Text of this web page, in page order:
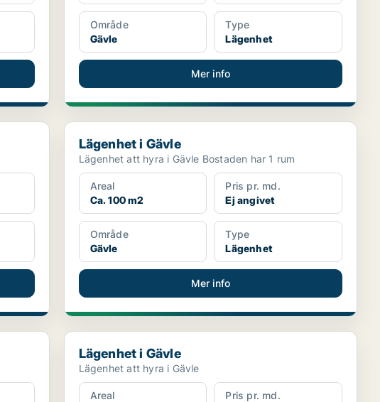
Område
Gävle
Type
Lägenhet
Mer info
Lägenhet i Gävle
Lägenhet i Gävle
Lägenhet att hyra i Gävle Bostaden har 1 rum
Areal
Ca. 100 m2
Pris pr. md.
Ej angivet
Område
Gävle
Type
Lägenhet
Mer info
Lägenhet i Gävle
Lägenhet i Gävle
Lägenhet att hyra i Gävle
Areal
Pris pr. md.